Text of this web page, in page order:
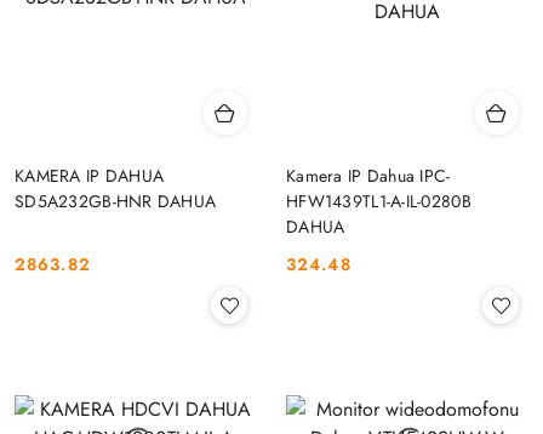
KAMERA IP DAHUA
SD5A232GB-HNR DAHUA
Cena:
2863.82
Kamera IP Dahua IPC-
HFW1439TL1-A-IL-0280B
DAHUA
Cena:
324.48